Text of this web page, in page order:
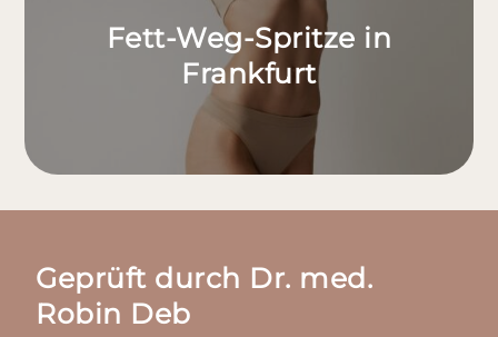
Fett-Weg-Spritze in
Frankfurt
Geprüft durch Dr. med.
Robin Deb